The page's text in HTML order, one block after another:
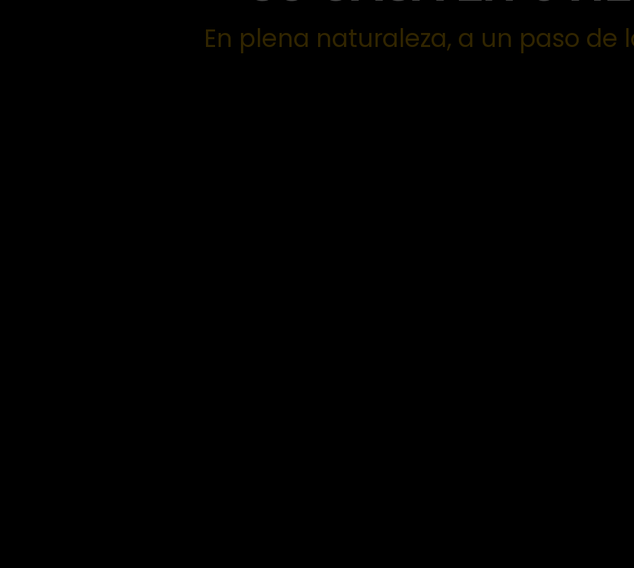
En plena naturaleza, a un paso de